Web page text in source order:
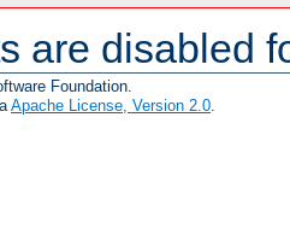
are disabled
Foundation.
Apache License, Version 2.0